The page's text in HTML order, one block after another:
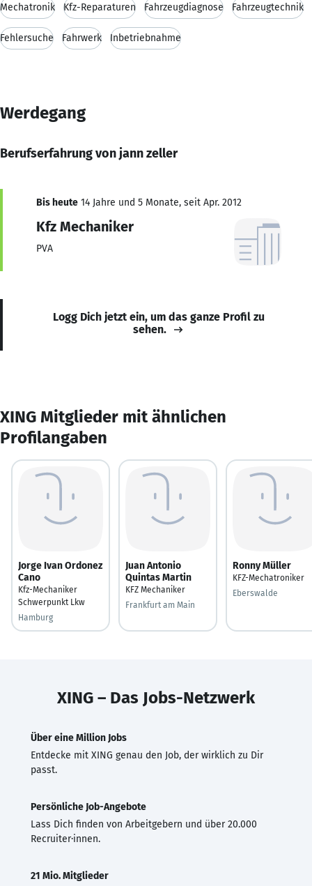
Mechatronik Kfz-Reparaturen Fahrzeugdiagnose Fahrzeugtechnik
Fehlersuche Fahrwerk Inbetriebnahme
Werdegang
Berufserfahrung von jann zeller
Bis heute 14 Jahre und 5 Monate, seit Apr. 2012
Kfz Mechaniker
PVA
Logg Dich jetzt ein, um das ganze Profil zu
sehen.
XING Mitglieder mit ähnlichen
Profilangaben
Jorge Ivan Ordonez
Cano
Kfz-Mechaniker
Schwerpunkt Lkw
Hamburg
Juan Antonio
Quintas Martin
KFZ Mechaniker
Frankfurt am Main
Ronny Müller
KFZ-Mechatroniker
Eberswalde
XING – Das Jobs-Netzwerk
Über eine Million Jobs
Entdecke mit XING genau den Job, der wirklich zu Dir
passt.
Persönliche Job-Angebote
Lass Dich finden von Arbeitgebern und über 20.000
Recruiter·innen.
21 Mio. Mitglieder